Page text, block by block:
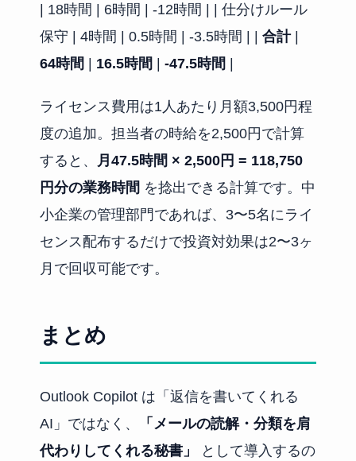
| 18時間 | 6時間 | -12時間 | | 仕分けルール
保守 | 4時間 | 0.5時間 | -3.5時間 | |合計|
64時間 | 16.5時間 |-47.5時間 |
ライセンス費用は1人あたり月額3,500円程
度の追加。担当者の時給を2,500円で計算
すると、
月47.5時間 × 2,500円 = 118,750
円分の業務時間 を捻出できる計算です。中
小企業の管理部門であれば、3〜5名にライ
センス配布するだけで投資対効果は2〜3ヶ
月で回収可能です。
まとめ
Outlook Copilot は「返信を書いてくれる
AI」ではなく、
「メールの読解・分類を肩
代わりしてくれる秘書」
として導入するの